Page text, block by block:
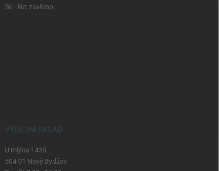
So - Ne: zavřeno
VÝDEJNÍ SKLAD
U mlýna 1435
504 01 Nový Bydžov